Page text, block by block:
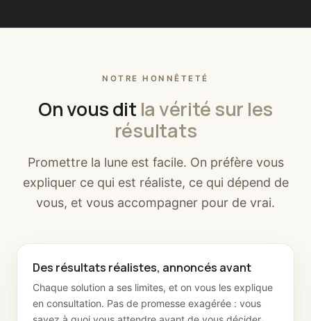
NOTRE HONNÊTETÉ
On vous dit la vérité sur les
résultats
Promettre la lune est facile. On préfère vous
expliquer ce qui est réaliste, ce qui dépend de
vous, et vous accompagner pour de vrai.
Des résultats réalistes, annoncés avant
Chaque solution a ses limites, et on vous les explique
en consultation. Pas de promesse exagérée : vous